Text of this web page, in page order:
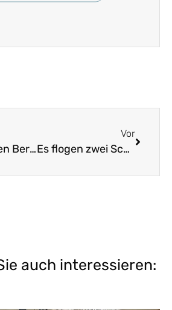
Dort auf jenen Bergen
Vor
Es flogen zwei Schwalben aus Morgen
auch interessieren: